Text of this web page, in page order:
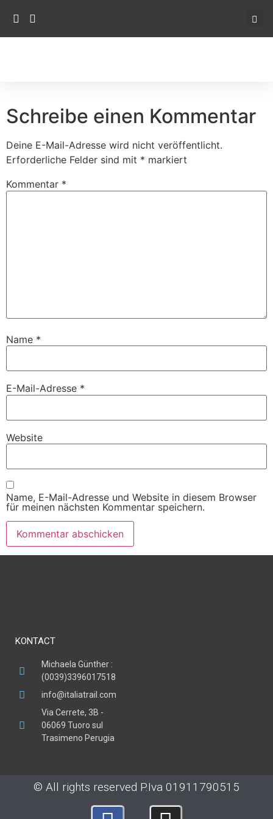
Schreibe einen Kommentar
Deine E-Mail-Adresse wird nicht veröffentlicht.
Erforderliche Felder sind mit * markiert
Kommentar *
Name *
E-Mail-Adresse *
Website
Name, E-Mail-Adresse und Website in diesem Browser
für meinen nächsten Kommentar speichern.
KONTACT
Michaela Günther :
(0039)3396017518
info@italiatrail.com
Via Cerrete, 3B -
06069 Tuoro sul
Trasimeno Perugia
© All rights reserved P.Iva 01911790515